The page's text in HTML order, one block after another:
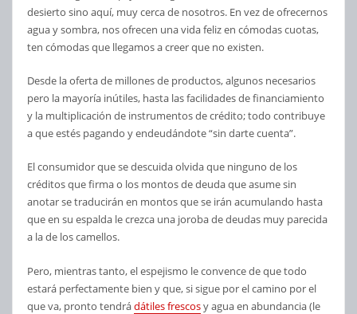
desierto sino aquí, muy cerca de nosotros. En vez de ofrecernos
agua y sombra, nos ofrecen una vida feliz en cómodas cuotas,
ten cómodas que llegamos a creer que no existen.
Desde la oferta de millones de productos, algunos necesarios
pero la mayoría inútiles, hasta las facilidades de financiamiento
y la multiplicación de instrumentos de crédito; todo contribuye
a que estés pagando y endeudándote “sin darte cuenta”.
El consumidor que se descuida olvida que ninguno de los
créditos que firma o los montos de deuda que asume sin
anotar se traducirán en montos que se irán acumulando hasta
que en su espalda le crezca una joroba de deudas muy parecida
a la de los camellos.
Pero, mientras tanto, el espejismo le convence de que todo
estará perfectamente bien y que, si sigue por el camino por el
que va, pronto tendrádátiles frescosy agua en abundancia (le